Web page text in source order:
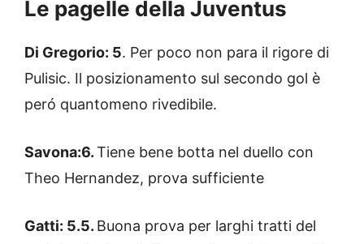
Le pagelle della Juventus
Di Gregorio: 5. Per poco non para il rigore di
Pulisic. Il posizionamento sul secondo gol è
peró quantomeno rivedibile.
Savona:6.Tiene bene botta nel duello con
Theo Hernandez, prova sufficiente
Gatti: 5.5. Buona prova per larghi tratti del